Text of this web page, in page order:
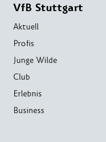
VfB Stuttgart
Aktuell
Profis
Junge Wilde
Club
Erlebnis
Business